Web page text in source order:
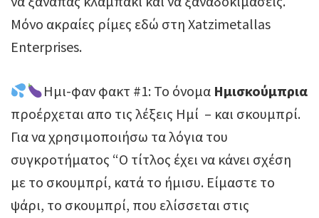
Μόνο ακραίες ρίμες εδώ στη Xatzimetallas
Enterprises.
Ημι-φαν φακτ #1: Το όνομα Ημισκούμπρια
προέρχεται απο τις λέξεις Ημί – και σκουμπρί.
Για να χρησιμοποιήσω τα λόγια του
συγκροτήματος “Ο τίτλος έχει να κάνει σχέση
με το σκουμπρί, κατά το ήμισυ. Είμαστε το
ψάρι, το σκουμπρί, που ελίσσεται στις